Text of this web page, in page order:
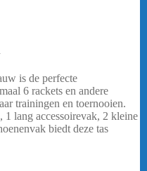
is de perfecte
6 rackets en andere
trainingen en toernooien.
lang accessoirevak, 2 kleine
biedt deze tas